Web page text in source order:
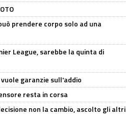
prendere corpo solo ad una
League, sarebbe la quinta di
garanzie sull'addio
resta in corsa
non la cambio, ascolto gli altri